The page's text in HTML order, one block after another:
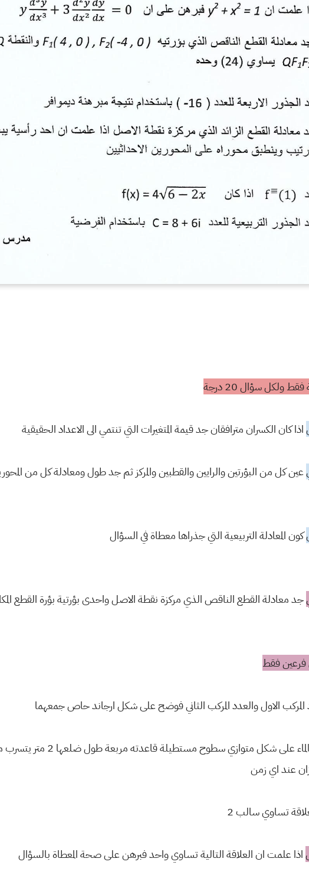
ولكل سؤال 20 درجة
اذا كان الكسران مترافقان جد قيمة المتغيرات التي تنتمي الى الاعداد الحقيقية
عين كل من البؤرتين والرايين والقطبين والمركز ثم جد طول ومعادلة كل من
كون المعادلة التربيعية التي جذراها معطاة في السؤال
فرعين فقط
المركب الاول والعدد المركب الثاني فوضح على شكل ارجاند حاص جمعهما
عند اي زمن
تساوي سالب 2
اذا علمت ان العلاقة التالية تساوي واحد فبرهن على صحة المعطاة بالسؤال